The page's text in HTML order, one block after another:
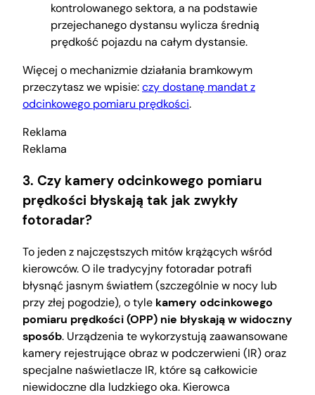
kontrolowanego sektora, a na podstawie
przejechanego dystansu wylicza średnią
prędkość pojazdu na całym dystansie.
Więcej o mechanizmie działania bramkowym
przeczytasz we wpisie:czy dostanę mandat z
odcinkowego pomiaru prędkości.
Reklama
Reklama
3. Czy kamery odcinkowego pomiaru
prędkości błyskają tak jak zwykły
fotoradar?
To jeden z najczęstszych mitów krążących wśród
kierowców. O ile tradycyjny fotoradar potrafi
błysnąć jasnym światłem (szczególnie w nocy lub
przy złej pogodzie), o tyle kamery odcinkowego
pomiaru prędkości (OPP) nie błyskają w widoczny
sposób. Urządzenia te wykorzystują zaawansowane
kamery rejestrujące obraz w podczerwieni (IR) oraz
specjalne naświetlacze IR, które są całkowicie
niewidoczne dla ludzkiego oka. Kierowca